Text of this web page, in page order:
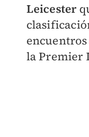
Leicester
la Premier